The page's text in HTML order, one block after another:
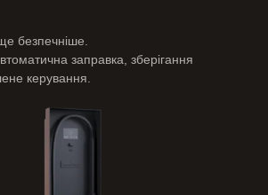
безпечніше.
заправка, зберігання
керування.